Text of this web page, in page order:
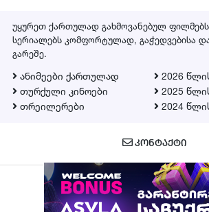
უყურეთ ქართულად გახმოვანებულ
სერიალებს კომფორტულად, გაჭედვებისა
გარეშე.
ანიმეები ქართულად
თურქული კინოები
თრეილერები
2026
2025
2024
ᲙᲝᲜᲢᲐᲥᲢᲘ
Qartulad.in © 2026